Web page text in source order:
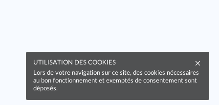
UTILISATION DES COOKIES
Lors de votre navigation sur ce site, des cookies nécessaires
au bon fonctionnement et exemptés de consentement sont
déposés.